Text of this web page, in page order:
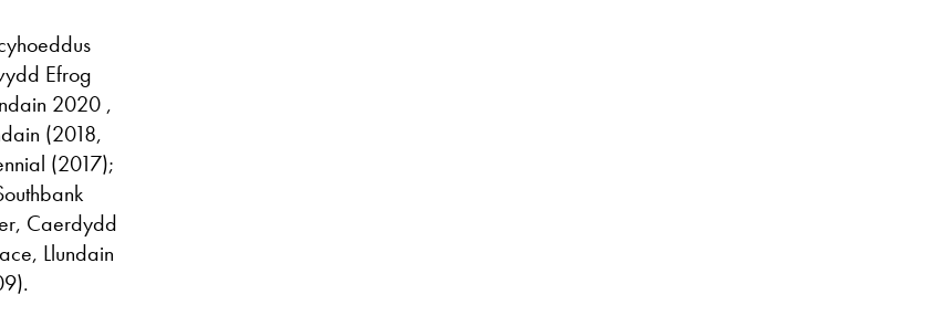
Efrog
2020 ,
(2018,
(2017);
Caerdydd
Llundain